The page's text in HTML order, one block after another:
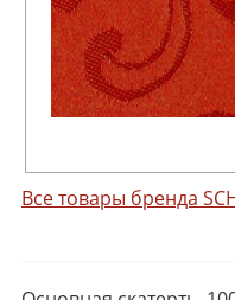
Все товары бренда